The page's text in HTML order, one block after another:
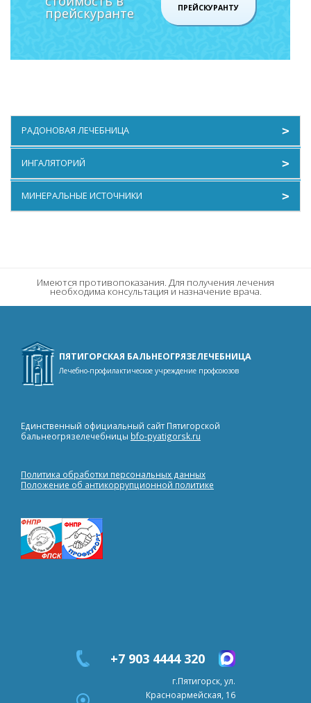
прейскуранте ПРЕЙСКУРАНТУ
РАДОНОВАЯ ЛЕЧЕБНИЦА
Радоновые ванны
Процедуры с радоновой водой
ЛФК в бассейне
ИНГАЛЯТОРИЙ
Ингаляции и климатолечение
Электролечение и лечение ультразвуком
МИНЕРАЛЬНЫЕ ИСТОЧНИКИ
Имеются противопоказания. Для получения лечения
необходима консультация и назначение врача.
ПЯТИГОРСКАЯ БАЛЬНЕОГРЯЗЕЛЕЧЕБНИЦА
Лечебно-профилактическое учреждение профсоюзов
Единственный официальный сайт Пятигорской
бальнеогрязелечебницы bfo-pyatigorsk.ru
Политика обработки персональных данных
Положение об антикоррупционной политике
+7 903 4444 320
г.Пятигорск, ул.
Красноармейская, 16